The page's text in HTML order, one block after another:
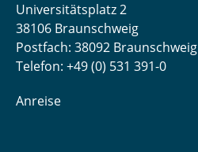
Universitätsplatz 2
38106 Braunschweig
Postfach: 38092 Braunschweig
Telefon: +49 (0) 531 391-0
Anreise